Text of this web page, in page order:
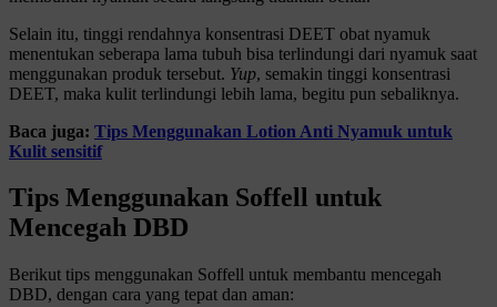
Selain itu, tinggi rendahnya konsentrasi DEET obat nyamuk
menentukan seberapa lama tubuh bisa terlindungi dari nyamuk saat
menggunakan produk tersebut. Yup, semakin tinggi konsentrasi
DEET, maka kulit terlindungi lebih lama, begitu pun sebaliknya.
Baca juga: Tips Menggunakan Lotion Anti Nyamuk untuk
Kulit sensitif
Tips Menggunakan Soffell untuk
Mencegah DBD
Berikut tips menggunakan Soffell untuk membantu mencegah
DBD, dengan cara yang tepat dan aman: